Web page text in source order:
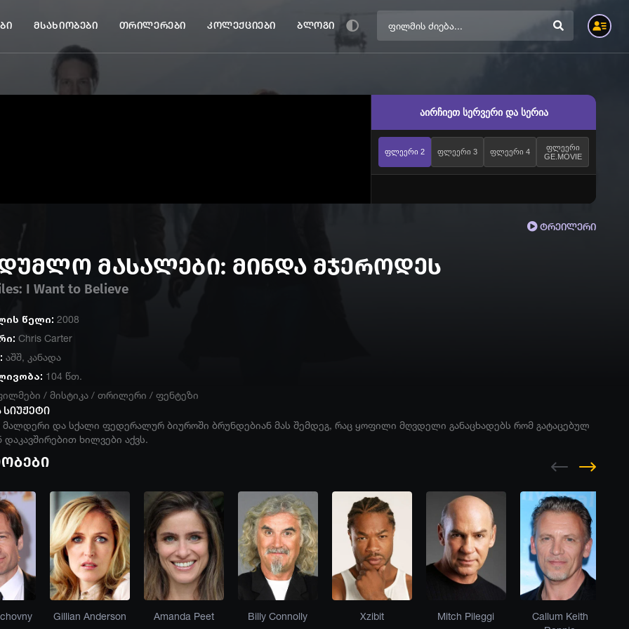
მსახიობები თრილერები კოლექციები ბლოგი
აირჩიეთ სერვერი და სერია
ფლეერი 2 ფლეერი 3 ფლეერი 4
ფლეერი
GE.MOVIE
ტრეილერი
მასალები: მინდა მჯეროდეს
I Want to Believe
წელი: 2008
Chris Carter
აშშ, კანადა
104 წთ.
/ მისტიკა/ თრილერი / ფენტეზი
მალდერი და სქალი ფედერალურ ბიუროში ბრუნდებიან მას შემდეგ, რაც ყოფილი მღვდელი განაცხადებს რომ გატაცებულ
დაკავშირებით ხილვები აქვს.
Gillian Anderson Amanda Peet Billy Connolly Xzibit Mitch Pileggi
Callum Keith